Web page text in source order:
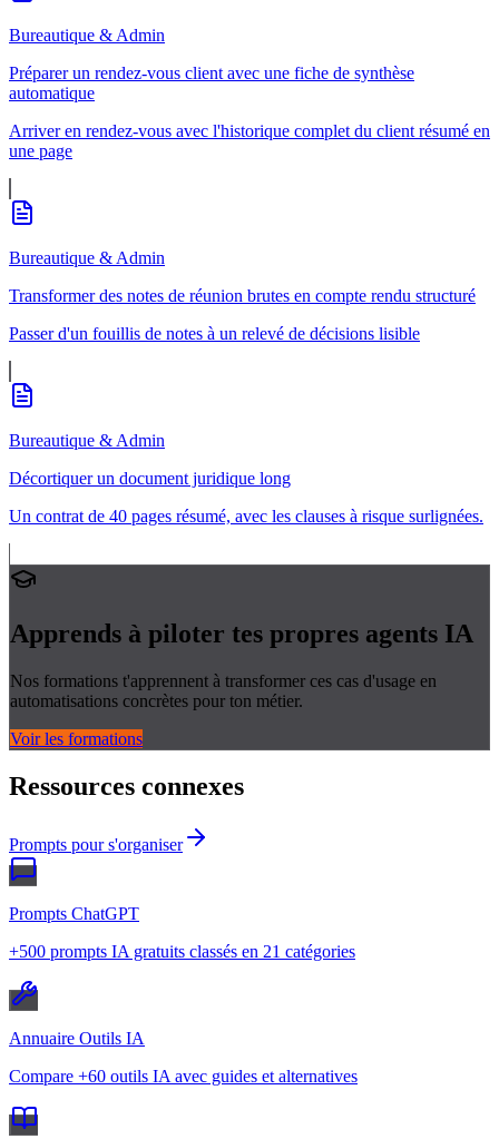
Bureautique & Admin
Préparer un rendez-vous client avec une fiche de synthèse
automatique
Arriver en rendez-vous avec l'historique complet du client résumé en
une page
Bureautique & Admin
Transformer des notes de réunion brutes en compte rendu structuré
Passer d'un fouillis de notes à un relevé de décisions lisible
Bureautique & Admin
Décortiquer un document juridique long
Un contrat de 40 pages résumé, avec les clauses à risque surlignées.
Apprends à piloter tes propres agents IA
Nos formations t'apprennent à transformer ces cas d'usage en
automatisations concrètes pour ton métier.
Voir les formations
Ressources connexes
Prompts pour s'organiser
Prompts ChatGPT
+500 prompts IA gratuits classés en 21 catégories
Annuaire Outils IA
Compare +60 outils IA avec guides et alternatives